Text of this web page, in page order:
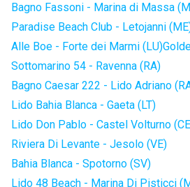
Bagno Fassoni - Marina di Massa
Paradise Beach Club - Letojanni
Alle Boe - Forte dei Marmi (LU)
Sottomarino 54 - Ravenna (RA)
Bagno Caesar 222 - Lido Adriano
Lido Bahia Blanca - Gaeta (LT)
Lido Don Pablo - Castel Volturno
Riviera Di Levante - Jesolo (VE)
Bahia Blanca - Spotorno (SV)
Lido 48 Beach - Marina Di Pisticci